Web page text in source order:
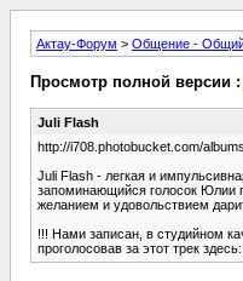
Актау-Форум > Общение -
Просмотр полной версии :
Juli Flash
http://i708.photobucket.com/
Juli Flash - легкая и
запоминающийся голосок Юлии
желанием и удовольствием
!!! Нами записан, в студийном
проголосовав за этот трек